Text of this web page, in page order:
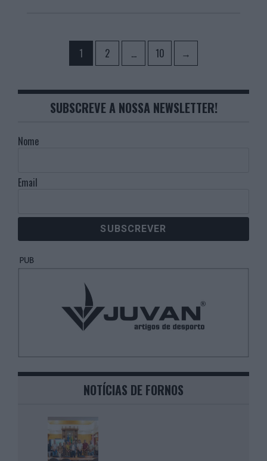
conteúdos
Page
1 Page
2 … Page
10 →
SUBSCREVE A NOSSA NEWSLETTER!
Nome
Email
NOTÍCIAS DE FORNOS